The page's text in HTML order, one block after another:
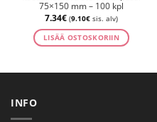
75×150 mm – 100 kpl
7.34€ (9.10€ sis. alv)
LISÄÄ OSTOSKORIIN
INFO